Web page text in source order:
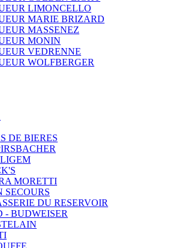
LIMONCELLO
MARIE BRIZARD
MASSENEZ
MONIN
VEDRENNE
WOLFBERGER
DE BIERES
MORETTI
SECOURS
DU RESERVOIR
- BUDWEISER